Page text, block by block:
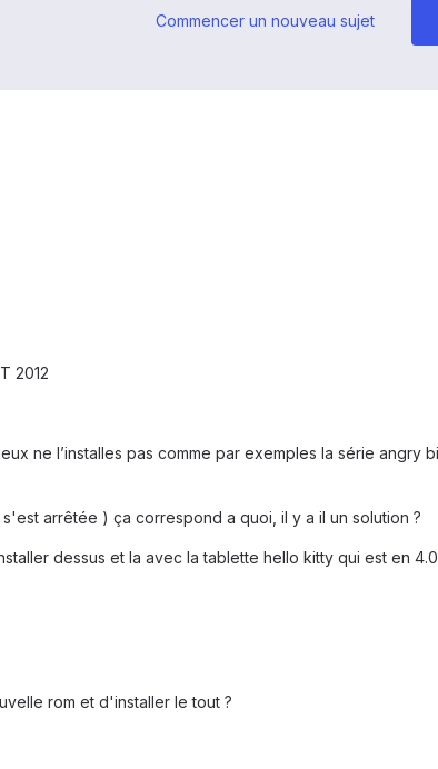
Commencer un nouveau sujet
2012
ne l’installes pas comme par exemples la série angry
arrêtée ) ça correspond a quoi, il y a il un solution ?
dessus et la avec la tablette hello kitty qui est en
rom et d'installer le tout ?